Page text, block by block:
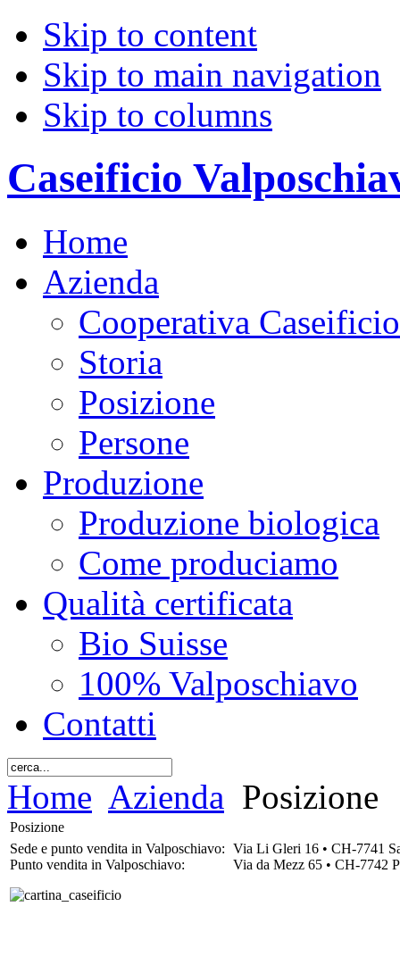
Skip to content
Skip to main navigation
Skip to columns
Caseificio
Home
Azienda
Cooperativa
Storia
Posizione
Persone
Produzione
Produzione biologica
Come produciamo
Qualità certificata
Bio Suisse
100% Valposchiavo
Contatti
Home Azienda Posizione
Posizione
Sede e punto vendita in Valposchiavo: Via Li Gleri 16 • CH-7741
Punto vendita in Valposchiavo:
Via da Mezz 65 • CH-7742